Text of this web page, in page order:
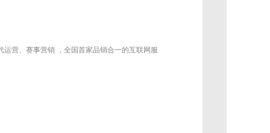
营、赛事营销 ，全国首家品销合一的互联网服